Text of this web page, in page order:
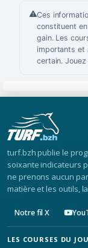
Ces
constituent
gain. Les
importants et
certain.
turf.bzh publie le
soixante indicateurs
ne prenons aucun
matière et les outils,
Notre fil X
LES COURSES DU